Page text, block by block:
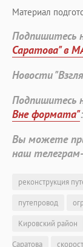
Материал
Подпишитесь
Саратова" в
Новости
Подпишитесь
Вне формата"
Вы можете
наш
реконструкция
путепровод
Кировский район
Саратова